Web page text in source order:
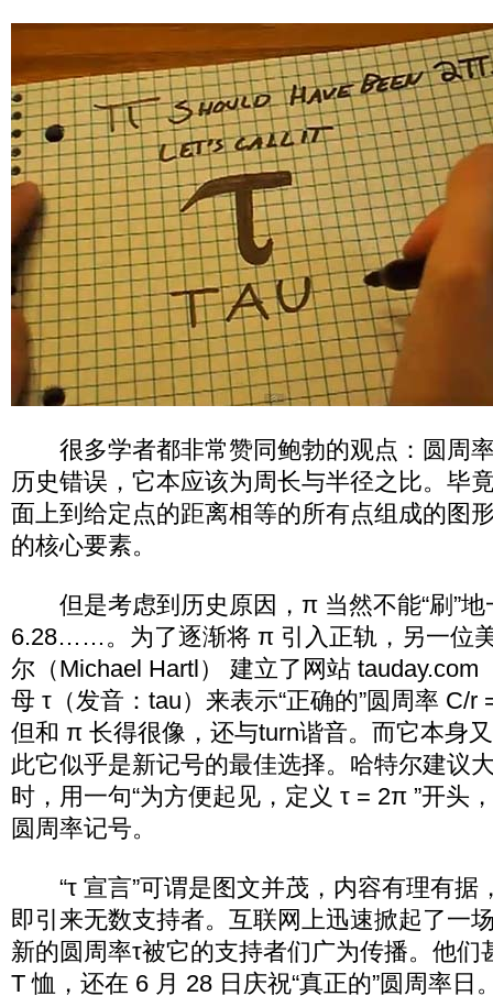
很多学者都非常赞同鲍勃的观点：圆周
历史错误，它本应该为周长与半径之比。毕
面上到给定点的距离相等的所有点组成的图
的核心要素。
但是考虑到历史原因，π 当然不能“刷”地
6.28……。为了逐渐将 π 引入正轨，另一位
尔（Michael Hartl） 建立了网站 tauday.com
母 τ（发音：tau）来表示“正确的”圆周率 C/r
但和 π 长得很像，还与turn谐音。而它本身
此它似乎是新记号的最佳选择。哈特尔建议
时，用一句“为方便起见，定义 τ = 2π ”开头
圆周率记号。
“τ 宣言”可谓是图文并茂，内容有理有据
即引来无数支持者。互联网上迅速掀起了一
新的圆周率τ被它的支持者们广为传播。他们
T 恤，还在 6 月 28 日庆祝“真正的”圆周率日